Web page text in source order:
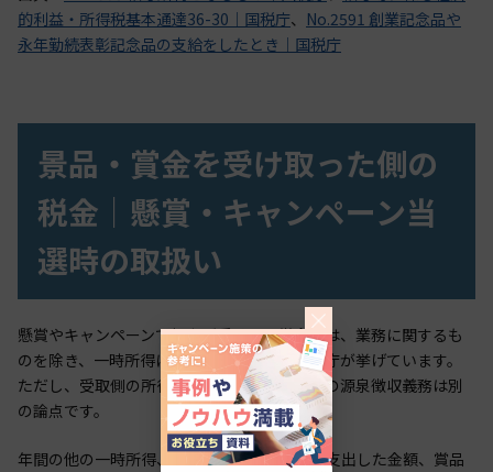
的利益・所得税基本通達36-30｜国税庁、 No.2591 創業記念品や
永年勤続表彰記念品の支給をしたとき｜国税庁
景品・賞金を受け取った側の
税金｜懸賞・キャンペーン当
選時の取扱い
懸賞やキャンペーンで個人が受け取る賞金品は、業務に関するも
のを除き、一時所得に該当する例として国税庁が挙げています。
ただし、受取側の所得区分と、支払う企業側の源泉徴収義務は別
の論点です。
年間の他の一時所得、賞金を得るために直接支出した金額、賞品